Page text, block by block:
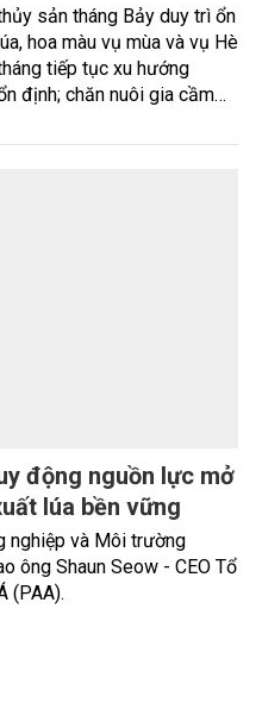
tiếp tục xu hướng
định; chăn nuôi gia cầm
tích rừng trồng mới và sản